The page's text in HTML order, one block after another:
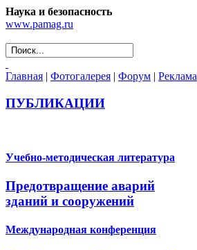
Наука и безопасность
www.pamag.ru
Главная | Фотогалерея | Форум | Реклама
ПУБЛИКАЦИИ
Учебно-методическая литература
Предотвращение аварий
зданий и сооружений
Международная конференция